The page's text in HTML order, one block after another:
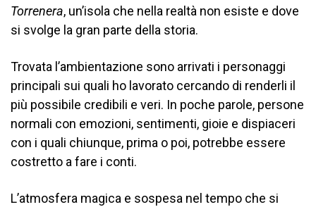
Torrenera, un’isola che nella realtà non esiste e dove
si svolge la gran parte della storia.
Trovata l’ambientazione sono arrivati i personaggi
principali sui quali ho lavorato cercando di renderli il
più possibile credibili e veri. In poche parole, persone
normali con emozioni, sentimenti, gioie e dispiaceri
con i quali chiunque, prima o poi, potrebbe essere
costretto a fare i conti.
L’atmosfera magica e sospesa nel tempo che si